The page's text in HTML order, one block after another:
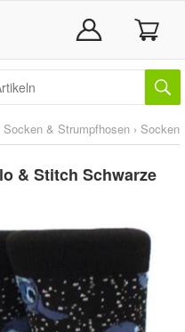
Socken & Strumpfhosen › Socken
& Stitch Schwarze